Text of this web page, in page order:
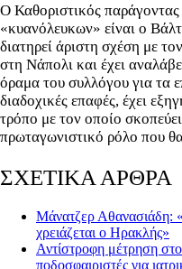
Ο Καθοριστικός
«κυανόλευκων» είναι ο
διατηρεί άριστη σχέση με
στη Νάπολι και έχει
όραμα του συλλόγου για τα
διαδοχικές επαφές, έχει
τρόπο με τον οποίο
πρωταγωνιστικό ρόλο που
ΣΧΕΤΙΚΑ ΑΡΘΡΑ
Μάνατζερ Αθανασιάδη:
χρειάζεται ο Ηρακλής»
Αντίστροφη μέτρηση
ποδοσφαιριστές για